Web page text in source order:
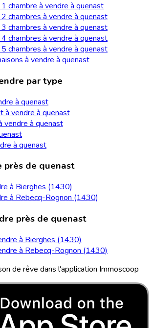
chambre à vendre à quenast
chambres à vendre à quenast
chambres à vendre à quenast
chambres à vendre à quenast
chambres à vendre à quenast
à vendre à quenast
par type
à quenast
à vendre à quenast
vendre à quenast
à quenast
près de quenast
à Bierghes (1430)
à Rebecq-Rognon (1430)
près de quenast
à Bierghes (1430)
à Rebecq-Rognon (1430)
de rêve dans l'application Immoscoop